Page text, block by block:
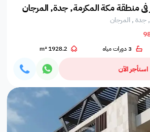
في منطقة مكة المكرمة, جدة, المرجان
جدة , المرجان
3 دورات مياه 1928.2 m²
استأجر الآن